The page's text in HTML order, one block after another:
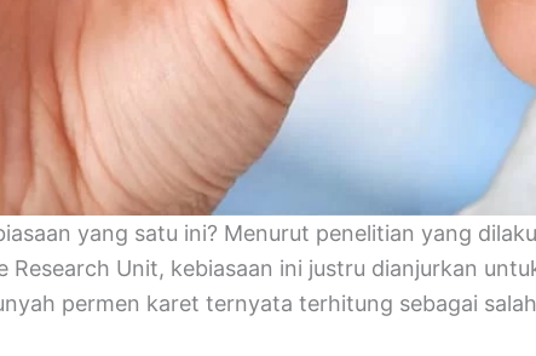
yang satu ini? Menurut penelitian yang
Research Unit, kebiasaan ini justru dianjurkan
permen karet ternyata terhitung sebagai salah